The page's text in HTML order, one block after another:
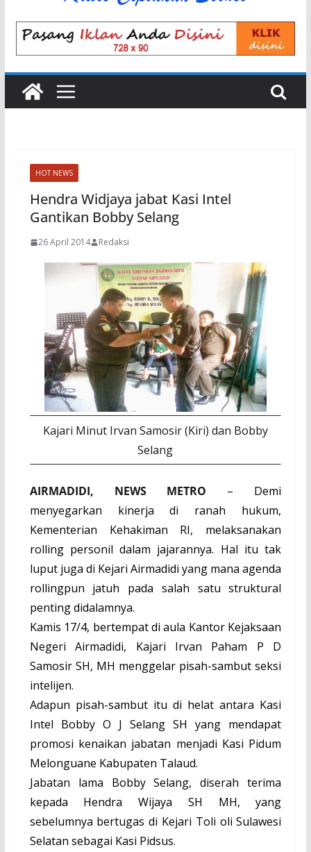
HOT NEWS
Hendra Widjaya jabat Kasi Intel
Gantikan Bobby Selang
26 April 2014 Redaksi
Kajari Minut Irvan Samosir (Kiri) dan Bobby
Selang
AIRMADIDI, NEWS METRO – Demi
menyegarkan kinerja di ranah hukum,
Kementerian Kehakiman RI, melaksanakan
rolling personil dalam jajarannya. Hal itu tak
luput juga di Kejari Airmadidi yang mana agenda
rollingpun jatuh pada salah satu struktural
penting didalamnya.
Kamis 17/4, bertempat di aula Kantor Kejaksaan
Negeri Airmadidi, Kajari Irvan Paham P D
Samosir SH, MH menggelar pisah-sambut seksi
intelijen.
Adapun pisah-sambut itu di helat antara Kasi
Intel Bobby O J Selang SH yang mendapat
promosi kenaikan jabatan menjadi Kasi Pidum
Melonguane Kabupaten Talaud.
Jabatan lama Bobby Selang, diserah terima
kepada Hendra Wijaya SH MH, yang
sebelumnya bertugas di Kejari Toli oli Sulawesi
Selatan sebagai Kasi Pidsus.